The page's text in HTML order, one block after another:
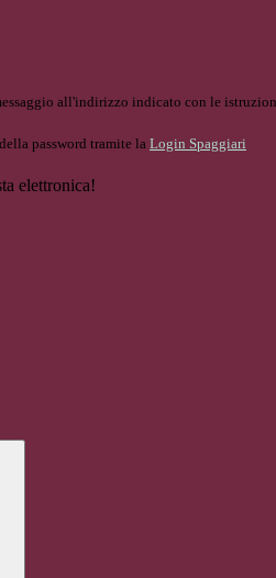
all'indirizzo indicato con le
password tramite la Login Spaggiari
elettronica!